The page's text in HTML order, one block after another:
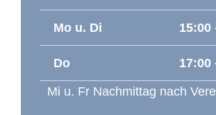
Mo u. Di 15:00
Do 17:00
Mi u. Fr Nachmittag nach